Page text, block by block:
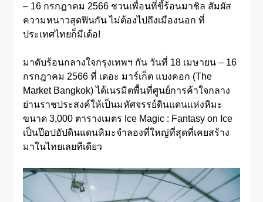
– 16 กรกฎาคม 2566 ชวนเพื่อนที่ขี้ร้อนมาชิล สัมผัส
ความหนาวสุดฟินกัน ไม่ต้องไปถึงเมืองนอก ที่
ประเทศไทยก็มีเด้อ!
มาดับร้อนกลางใจกรุงเทพฯ กัน วันที่ 18 เมษายน – 16
กรกฎาคม 2566 ที่ เดอะ มาร์เก็ต แบงคอก (The
Market Bangkok) ได้เนรมิตพื้นที่ศูนย์การค้าใจกลาง
ย่านราชประสงค์ให้เป็นมหัศจรรย์ดินแดนแห่งหิมะ
ขนาด 3,000 ตารางเมตร Ice Magic : Fantasy on Ice
เป็นป๊อปอัปดินแดนหิมะจำลองที่ใหญ่ที่สุดที่เคยสร้าง
มาในไทยเลยทีเดียว